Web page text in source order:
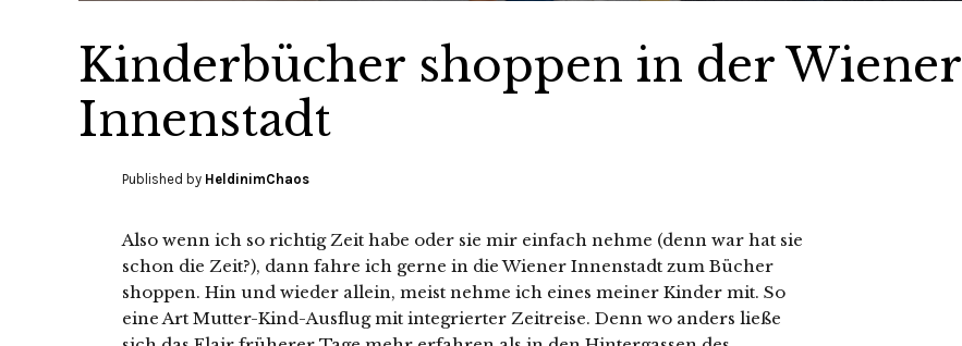
Kinderbücher shoppen in der Wiener
Innenstadt
Published by HeldinimChaos
Also wenn ich so richtig Zeit habe oder sie mir einfach nehme (denn war hat sie
schon die Zeit?), dann fahre ich gerne in die Wiener Innenstadt zum Bücher
shoppen. Hin und wieder allein, meist nehme ich eines meiner Kinder mit. So
eine Art Mutter-Kind-Ausflug mit integrierter Zeitreise. Denn wo anders ließe